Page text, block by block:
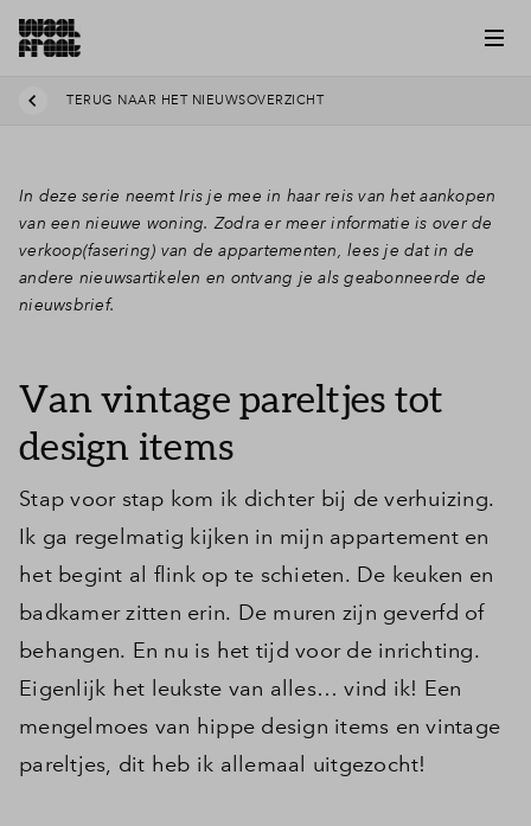
TERUG NAAR HET NIEUWSOVERZICHT
In deze serie neemt Iris je mee in haar reis van het aankopen
van een nieuwe woning. Zodra er meer informatie is over de
verkoop(fasering) van de appartementen, lees je dat in de
andere nieuwsartikelen en ontvang je als geabonneerde de
nieuwsbrief.
Van vintage pareltjes tot
design items
Stap voor stap kom ik dichter bij de verhuizing.
Ik ga regelmatig kijken in mijn appartement en
het begint al flink op te schieten. De keuken en
badkamer zitten erin. De muren zijn geverfd of
behangen. En nu is het tijd voor de inrichting.
Eigenlijk het leukste van alles… vind ik! Een
mengelmoes van hippe design items en vintage
pareltjes, dit heb ik allemaal uitgezocht!